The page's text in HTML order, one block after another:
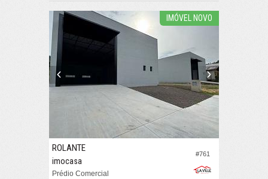
IMÓVEL NOVO
#761
ROLANTE
imocasa
Prédio Comercial